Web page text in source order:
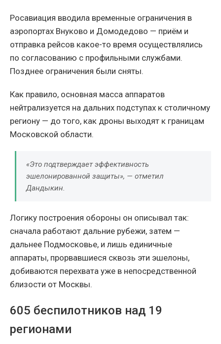
Росавиация вводила временные ограничения в
аэропортах Внуково и Домодедово — приём и
отправка рейсов какое-то время осуществлялись
по согласованию с профильными службами.
Позднее ограничения были сняты.
Как правило, основная масса аппаратов
нейтрализуется на дальних подступах к столичному
региону — до того, как дроны выходят к границам
Московской области.
«Это подтверждает эффективность
эшелонированной защиты», — отметил
Дандыкин.
Логику построения обороны он описывал так:
сначала работают дальние рубежи, затем —
дальнее Подмосковье, и лишь единичные
аппараты, прорвавшиеся сквозь эти эшелоны,
добиваются перехвата уже в непосредственной
близости от Москвы.
605 беспилотников над 19
регионами